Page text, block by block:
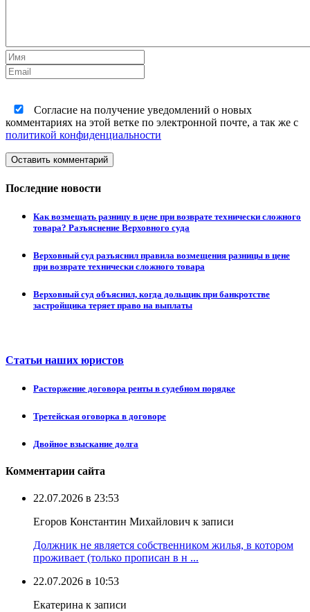
Согласие на получение уведомлений о новых
комментариях на этой ветке по электронной почте, а так же с
политикой конфиденциальности
Оставить комментарий
Последние новости
Как возмещать разницу в цене при возврате технически сложного
товара? Разъяснение Верховного суда
Верховный суд разъяснил правила возмещения разницы в цене
при возврате технически сложного товара
Верховный суд объяснил, когда дольщик при банкротстве
застройщика теряет право на выплаты
Статьи наших юристов
Расторжение договора ренты в судебном порядке
Третейская оговорка в договоре
Двойное взыскание долга
Комментарии сайта
22.07.2026 в 23:53
Егоров Константин Михайлович к записи
Должник не является собственником жилья, в котором
проживает (только прописан в н ...
22.07.2026 в 10:53
Екатерина к записи